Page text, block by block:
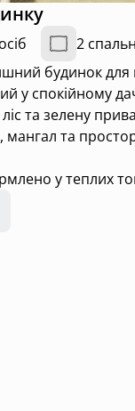
2
будинок для
у спокійному
та зелену
мангал та
у теплих
повністю
що вміщають
затишного